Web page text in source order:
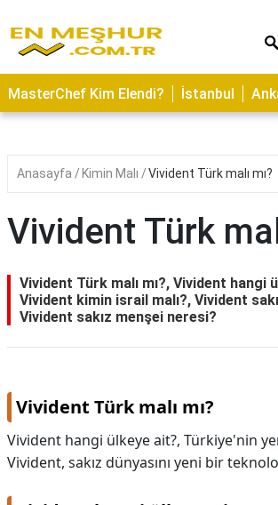
ASTROLOJİ
SAĞLIK
YERLER
NEDİR
İLETİŞİM
MasterChef Kim Elendi? İstanbul
Anasayfa Kimin Malı Vivident Türk malı mı?
Vivident Türk
Vivident Türk malı mı?, Vivident hangi
Vivident kimin israil malı?, Vivident
Vivident sakız menşei neresi?
Vivident Türk malı mı?
Vivident hangi ülkeye ait?, Türkiye'nin
Vivident, sakız dünyasını yeni bir